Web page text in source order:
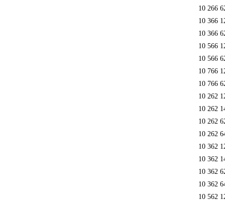
10 266
10 366
10 366
10 566
10 566
10 766
10 766
10 262
10 262
10 262
10 262
10 362
10 362
10 362
10 362
10 562